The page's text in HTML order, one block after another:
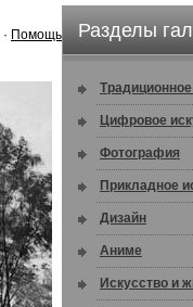
· Помощь Разделы
Цифровое
Фотография
Прикладное
Дизайн
Аниме
Искусство и